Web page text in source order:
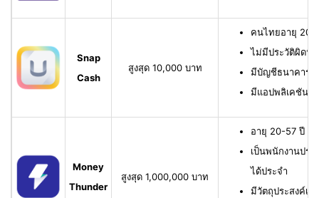
Snap
Cash
สูงสุด 10,000 บาท
คนไทยอายุ 20-
ไม่มีประวัติผิดนั
มีบัญชีธนาคาร ห
มีแอปพลิเคชัน
Money
Thunder
สูงสุด 1,000,000 บาท
อายุ 20-57 ปี มี
เป็นพนักงานปร
ได้ประจำ
มีวัตถุประสงค์เพื่